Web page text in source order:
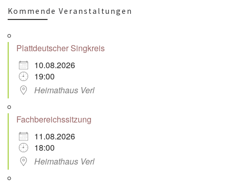
Kommende Veranstaltungen
Plattdeutscher Singkreis
10.08.2026
19:00
Heimathaus Verl
Fachbereichssitzung
11.08.2026
18:00
Heimathaus Verl